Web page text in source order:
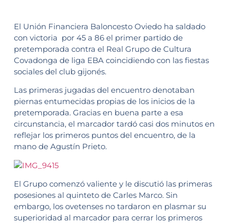
El Unión Financiera Baloncesto Oviedo ha saldado
con victoria por 45 a 86 el primer partido de
pretemporada contra el Real Grupo de Cultura
Covadonga de liga EBA coincidiendo con las fiestas
sociales del club gijonés.
Las primeras jugadas del encuentro denotaban
piernas entumecidas propias de los inicios de la
pretemporada. Gracias en buena parte a esa
circunstancia, el marcador tardó casi dos minutos en
reflejar los primeros puntos del encuentro, de la
mano de Agustín Prieto.
El Grupo comenzó valiente y le discutió las primeras
posesiones al quinteto de Carles Marco. Sin
embargo, los ovetenses no tardaron en plasmar su
superioridad al marcador para cerrar los primeros